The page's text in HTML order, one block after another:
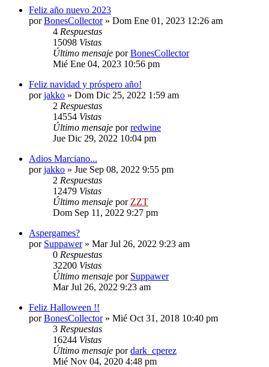
Feliz año nuevo 2023
porBonesCollector» Dom Ene 01, 2023 12:26 am
4 Respuestas
15098 Vistas
Último mensaje porBonesCollector
Mié Ene 04, 2023 10:56 pm
Feliz navidad y próspero año!
porjakko » Dom Dic 25, 2022 1:59 am
2 Respuestas
14554 Vistas
Último mensaje porredwine
Jue Dic 29, 2022 10:04 pm
Adios Marciano...
porjakko » Jue Sep 08, 2022 9:55 pm
2 Respuestas
12479 Vistas
Último mensaje por ZZT
Dom Sep 11, 2022 9:27 pm
Aspergames?
por Suppawer» Mar Jul 26, 2022 9:23 am
0 Respuestas
32200 Vistas
Último mensaje por Suppawer
Mar Jul 26, 2022 9:23 am
Feliz Halloween !!
porBonesCollector» Mié Oct 31, 2018 10:40 pm
3 Respuestas
16244 Vistas
Último mensaje pordark_cperez
Mié Nov 04, 2020 4:48 pm